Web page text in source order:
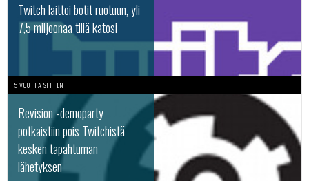
Twitch laittoi botit ruotuun, yli
7,5 miljoonaa tiliä katosi
5 VUOTTA SITTEN
Revision -demoparty
potkaistiin pois Twitchistä
kesken tapahtuman
lähetyksen